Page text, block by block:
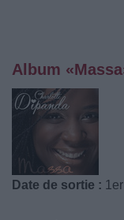
Album
Date de sortie :